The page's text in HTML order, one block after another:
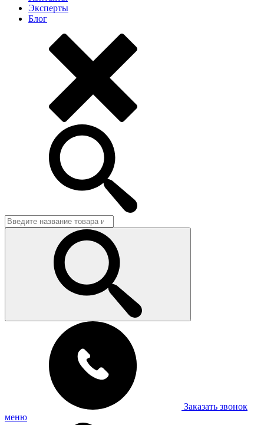
Эксперты
Блог
Заказать звонок
меню